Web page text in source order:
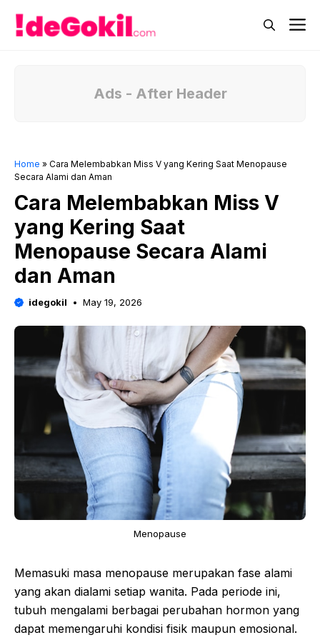
Ads - After Header
Home » Cara Melembabkan Miss V yang Kering Saat Menopause
Secara Alami dan Aman
Cara Melembabkan Miss V
yang Kering Saat
Menopause Secara Alami
dan Aman
idegokil May 19, 2026
Menopause
Memasuki masa menopause merupakan fase alami
yang akan dialami setiap wanita. Pada periode ini,
tubuh mengalami berbagai perubahan hormon yang
dapat memengaruhi kondisi fisik maupun emosional.